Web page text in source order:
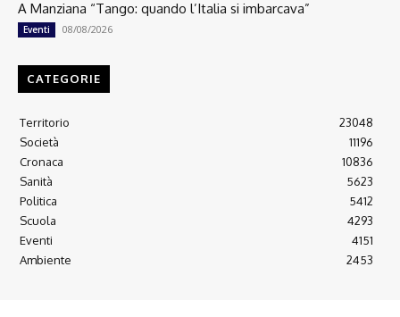
A Manziana “Tango: quando l’Italia si imbarcava”
Eventi 08/08/2026
CATEGORIE
Territorio
23048
Società
11196
Cronaca
10836
Sanità
5623
Politica
5412
Scuola
4293
Eventi
4151
Ambiente
2453